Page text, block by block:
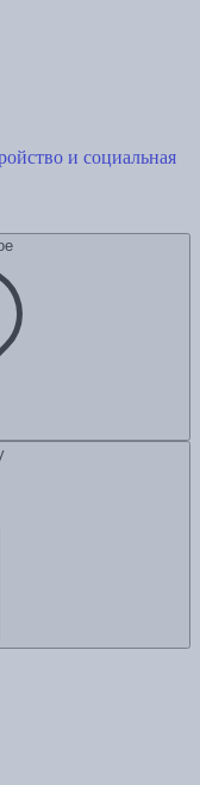
и социальная